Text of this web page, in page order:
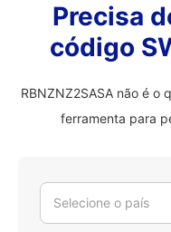
Precisa
código
RBNZNZ2SASA não é o
ferramenta para
Selecione o país